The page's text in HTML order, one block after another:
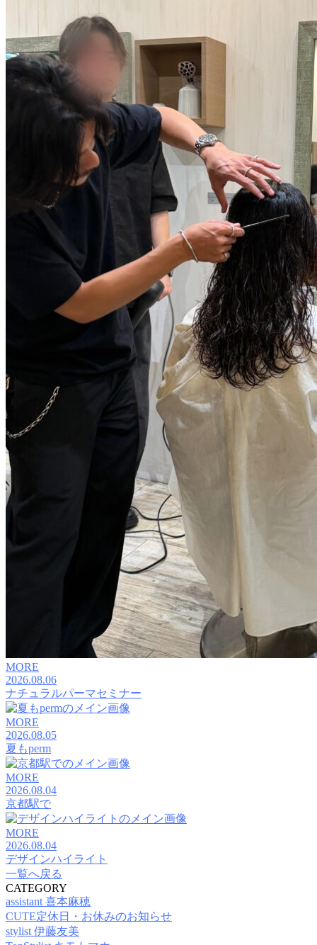
MORE
2026.08.06
ナチュラルパーマセミナー
MORE
2026.08.05
夏もperm
MORE
2026.08.04
京都駅で
MORE
2026.08.04
デザインハイライト
一覧へ戻る
CATEGORY
assistant 喜本麻穂
CUTE定休日・お休みのお知らせ
stylist 伊藤友美